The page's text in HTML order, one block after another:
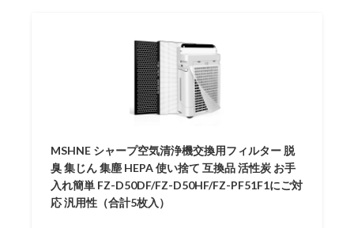
MSHNE シャープ空気清浄機交換用フィルター 脱
臭 集じん 集塵 HEPA 使い捨て 互換品 活性炭 お手
入れ簡単 FZ-D50DF/FZ-D50HF/FZ-PF51F1にご対
応 汎用性（合計5枚入）